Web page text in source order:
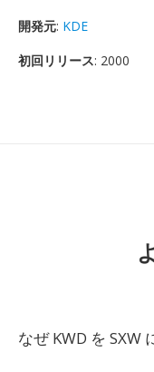
開発元: KDE
初回リリース: 2000
なぜ KWD を SXW